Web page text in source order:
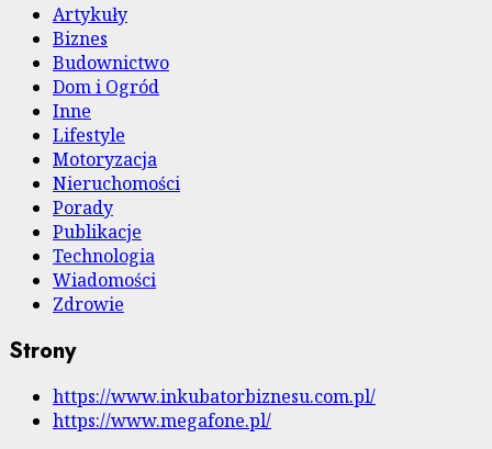
Artykuły
Biznes
Budownictwo
Dom i Ogród
Inne
Lifestyle
Motoryzacja
Nieruchomości
Porady
Publikacje
Technologia
Wiadomości
Zdrowie
Strony
https://www.inkubatorbiznesu.com.pl/
https://www.megafone.pl/